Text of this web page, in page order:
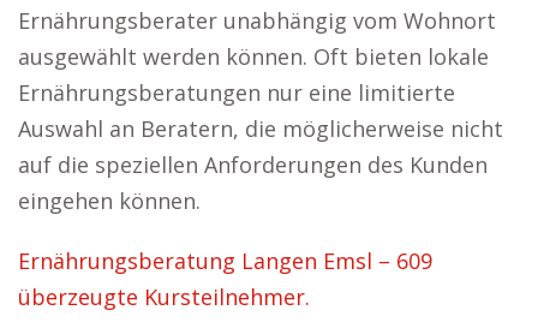
Ernährungsberater unabhängig vom Wohnort
ausgewählt werden können. Oft bieten lokale
Ernährungsberatungen nur eine limitierte
Auswahl an Beratern, die möglicherweise nicht
auf die speziellen Anforderungen des Kunden
eingehen können.
Ernährungsberatung Langen Emsl – 609
überzeugte Kursteilnehmer.